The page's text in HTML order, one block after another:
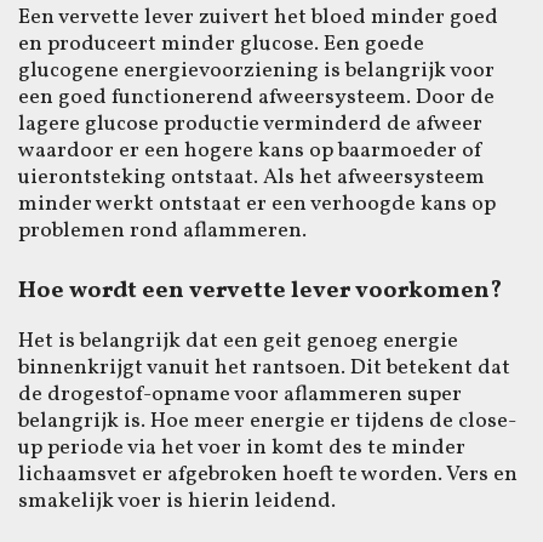
Een vervette lever zuivert het bloed minder goed
en produceert minder glucose. Een goede
glucogene energievoorziening is belangrijk voor
een goed functionerend afweersysteem. Door de
lagere glucose productie verminderd de afweer
waardoor er een hogere kans op baarmoeder of
uierontsteking ontstaat. Als het afweersysteem
minder werkt ontstaat er een verhoogde kans op
problemen rond aflammeren.
Hoe wordt een vervette lever voorkomen?
Het is belangrijk dat een geit genoeg energie
binnenkrijgt vanuit het rantsoen. Dit betekent dat
de drogestof-opname voor aflammeren super
belangrijk is. Hoe meer energie er tijdens de close-
up periode via het voer in komt des te minder
lichaamsvet er afgebroken hoeft te worden. Vers en
smakelijk voer is hierin leidend.